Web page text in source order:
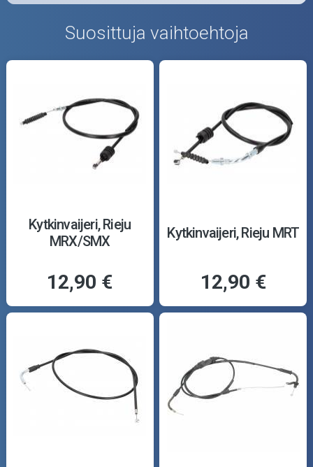
Suosittuja vaihtoehtoja
Kytkinvaijeri, Rieju
MRX/SMX
12,90 €
Kytkinvaijeri, Rieju MRT
12,90 €